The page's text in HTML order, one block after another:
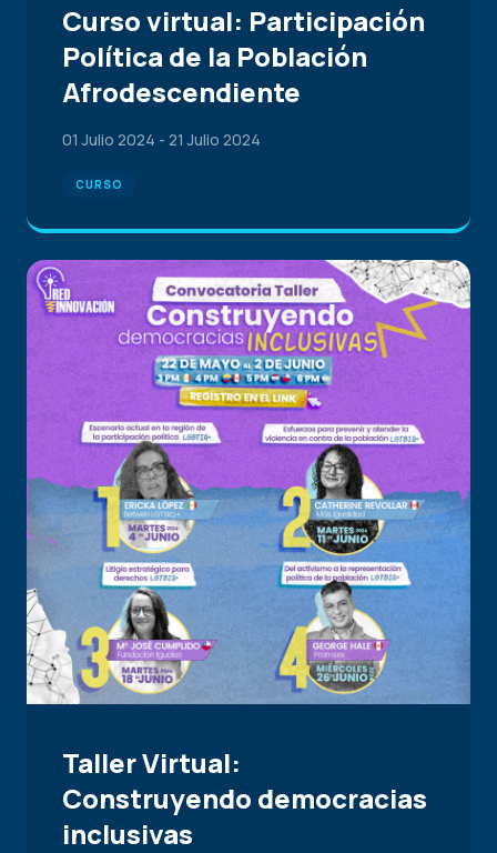
Curso virtual: Participación
Política de la Población
Afrodescendiente
01 Julio 2024 - 21 Julio 2024
CURSO
Taller Virtual:
Construyendo democracias
inclusivas